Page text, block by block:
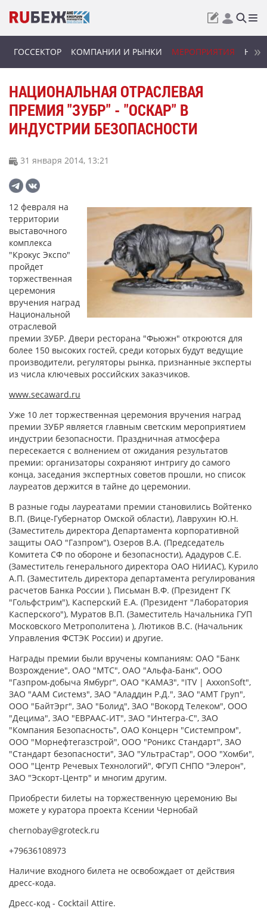
ГОССЕКТОР КОМПАНИИ И РЫНКИ МЕРОПРИЯТИЯ
НАЦИОНАЛЬНАЯ ОТРАСЛЕВАЯ
ПРЕМИЯ "ЗУБР" - "ОСКАР" В
ИНДУСТРИИ БЕЗОПАСНОСТИ
31 января 2014, 13:21
12 февраля на
территории
выставочного
комплекса
"Крокус Экспо"
пройдет
торжественная
церемония
вручения наград
Национальной
отраслевой
премии ЗУБР. Двери ресторана "Фьюжн" откроются для
более 150 высоких гостей, среди которых будут ведущие
производители, регуляторы рынка, признанные эксперты
из числа ключевых российских заказчиков.
www.secaward.ru
Уже 10 лет торжественная церемония вручения наград
премии ЗУБР является главным светским мероприятием
индустрии безопасности. Праздничная атмосфера
пересекается с волнением от ожидания результатов
премии: организаторы сохраняют интригу до самого
конца, заседания экспертных советов прошли, но список
лауреатов держится в тайне до церемонии.
В разные годы лауреатами премии становились Войтенко
В.П. (Вице-Губернатор Омской области), Лаврухин Ю.Н.
(Заместитель директора Департамента корпоративной
защиты ОАО "Газпром"), Озеров В.А. (Председатель
Комитета СФ по обороне и безопасности), Ададуров С.Е.
(Заместитель генерального директора ОАО НИИАС), Курило
А.П. (Заместитель директора департамента регулирования
расчетов Банка России ), Письман В.Ф. (Президент ГК
"Гольфстрим"), Касперский Е.А. (Президент "Лаборатория
Касперского"), Муратов В.П. (Заместитель Начальника ГУП
Московского Метрополитена ), Лютиков В.С. (Начальник
Управления ФСТЭК России) и другие.
Награды премии были вручены компаниям: ОАО "Банк
Возрождение", ОАО "МТС", ОАО "Альфа-Банк", ООО
"Газпром-добыча Ямбург", ОАО "КАМАЗ", "ITV | AxxonSoft",
ЗАО "ААМ Системз", ЗАО "Аладдин Р.Д.", ЗАО "АМТ Груп",
ООО "БайтЭрг", ЗАО "Болид", ЗАО "Вокорд Телеком", ООО
"Децима", ЗАО "ЕВРААС-ИТ", ЗАО "Интегра-С", ЗАО
"Компания Безопасность", ОАО Концерн "Системпром",
ООО "Морнефтегазстрой", ООО "Роникс Стандарт", ЗАО
"Стандарт безопасности", ЗАО "УльтраСтар", ООО "Хомби",
ООО "Центр Речевых Технологий", ФГУП СНПО "Элерон",
ЗАО "Эскорт-Центр" и многим другим.
Приобрести билеты на торжественную церемонию Вы
можете у куратора проекта Ксении Чернобай
сhernobay@groteck.ru
+79636108973
Наличие входного билета не освобождает от действия
дресс-кода.
Дресс-код - Cocktail Attire.